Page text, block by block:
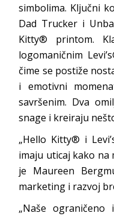
simbolima. Ključni
Dad Trucker i
Kitty® printom.
logomaničnim
čime se postiže
i emotivni
savršenim. Dva
snage i kreiraju
„Hello Kitty® i
imaju uticaj kako na
je Maureen
marketing i razvoj
„Naše ograničeno